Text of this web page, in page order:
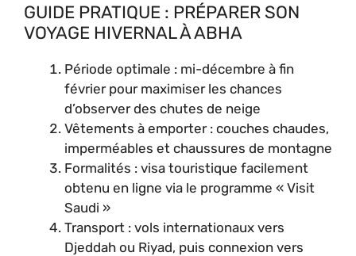
GUIDE PRATIQUE : PRÉPARER SON
VOYAGE HIVERNAL À ABHA
Période optimale : mi-décembre à fin
février pour maximiser les chances
d’observer des chutes de neige
Vêtements à emporter : couches chaudes,
imperméables et chaussures de montagne
Formalités : visa touristique facilement
obtenu en ligne via le programme « Visit
Saudi »
Transport : vols internationaux vers
Djeddah ou Riyad, puis connexion vers